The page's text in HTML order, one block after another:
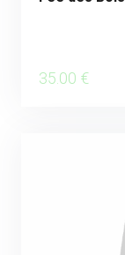
35 .00 €